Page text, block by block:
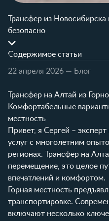
Трансфер из
безопасно
Содержимое статьи
22 апреля 2026 — Блог
Трансфер на Алтай из
Комфортабельные
местность
Привет, я Сергей –
услуг с многолетним
регионах. Трансфер на
перемещение, это целое
впечатлений и комфортом.
Горная местность
транспортировке.
включают несколько